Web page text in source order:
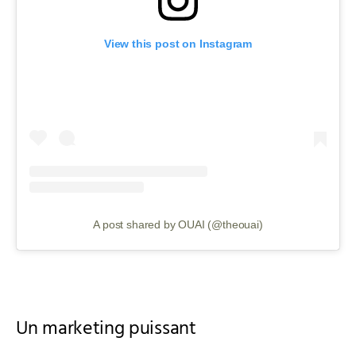
View this post on Instagram
A post shared by OUAI (@theouai)
Un marketing puissant